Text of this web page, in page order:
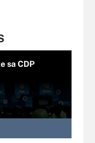
sa CDP